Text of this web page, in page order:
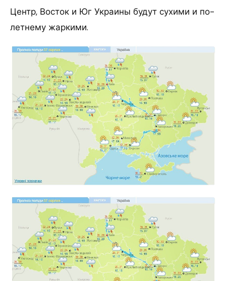
Центр, Восток и Юг Украины будут сухими и по-
летнему жаркими.